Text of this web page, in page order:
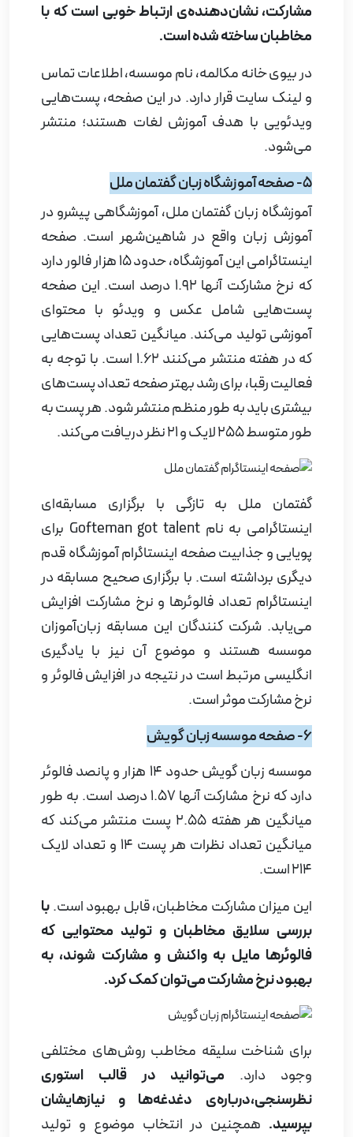
مشارکت، نشاندهنده‌ی ارتباط خوبی است که با
مخاطبان ساخته شده است.
در بیوی خانه مکالمه، نام موسسه، اطلاعات تماس
و لینک سایت قرار دارد. در این صفحه، پست‌هایی
ویدئویی با هدف آموزش لغات هستند؛ منتشر
می‌شود.
5- صفحه آموزشگاه زبان گفتمان ملل
آموزشگاه زبان گفتمان ملل، آموزشگاهی پیشرو در
آموزش زبان واقع در شاهین‌شهر است. صفحه
اینستاگرامی این آموزشگاه، حدود 15 هزار فالور دارد
که نرخ مشارکت آنها 1.92 درصد است. این صفحه
پست‌هایی شامل عکس و ویدئو با محتوای
آموزشی تولید می‌کند. میانگین تعداد پست‌هایی
که در هفته منتشر می‌کنند 1.62 است. با توجه به
فعالیت رقبا، برای رشد بهتر صفحه تعداد پست‌های
بیشتری باید به طور منظم منتشر شود. هر پست به
طور متوسط 255 لایک و 21 نظر دریافت می‌کند.
گفتمان ملل به تازگی با برگزاری مسابقه‌ای
اینستاگرامی به نام Gofteman got talent برای
پویایی و جذابیت صفحه اینستاگرام آموزشگاه قدم
دیگری برداشته است. با برگزاری صحیح مسابقه در
اینستاگرام تعداد فالوئرها و نرخ مشارکت افزایش
می‌یابد. شرکت کنندگان این مسابقه زبان‌آموزان
موسسه هستند و موضوع آن نیز با یادگیری
انگلیسی مرتبط است در نتیجه در افزایش فالوئر و
نرخ مشارکت موثر است.
6- صفحه موسسه زبان گویش
موسسه زبان گویش حدود 14 هزار و پانصد فالوئر
دارد که نرخ مشارکت آنها 1.57 درصد است. به طور
میانگین هر هفته 2.55 پست منتشر می‌کند که
میانگین تعداد نظرات هر پست 14 و تعداد لایک
214 است.
این میزان مشارکت مخاطبان، قابل بهبود است.با
بررسی سلایق مخاطبان و تولید محتوایی که
فالوئرها مایل به واکنش و مشارکت شوند، به
بهبود نرخ مشارکت می‌توان کمک کرد.
برای شناخت سلیقه مخاطب روش‌های مختلفی
وجود دارد. می‌توانید در قالب استوری
نظرسنجی،درباره‌ی دغدغه‌ها و نیازهایشان
بپرسید. همچنین در انتخاب موضوع و تولید